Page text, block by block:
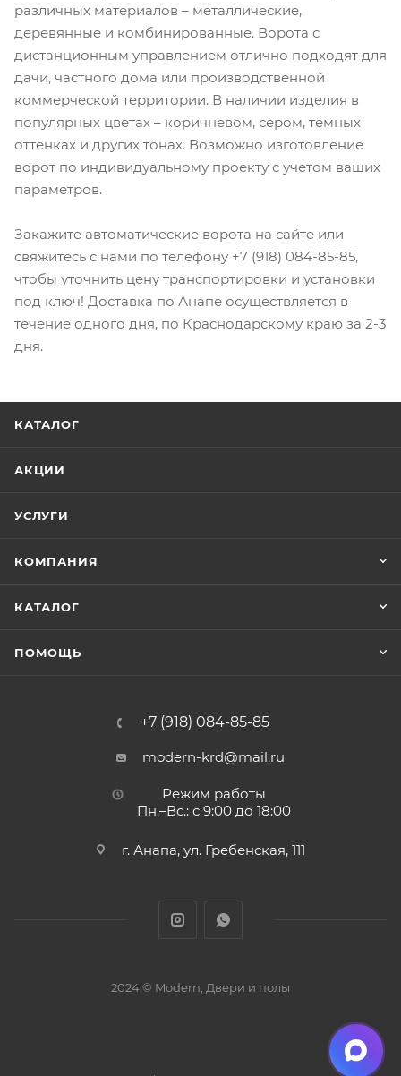
различных материалов – металлические,
деревянные и комбинированные. Ворота с
дистанционным управлением отлично подходят для
дачи, частного дома или производственной
коммерческой территории. В наличии изделия в
популярных цветах – коричневом, сером, темных
оттенках и других тонах. Возможно изготовление
ворот по индивидуальному проекту с учетом ваших
параметров.
Закажите автоматические ворота на сайте или
свяжитесь с нами по телефону +7 (918) 084-85-85,
чтобы уточнить цену транспортировки и установки
под ключ! Доставка по Анапе осуществляется в
течение одного дня, по Краснодарскому краю за 2-3
дня.
КАТАЛОГ
АКЦИИ
УСЛУГИ
КОМПАНИЯ
КАТАЛОГ
ПОМОЩЬ
+7 (918) 084-85-85
modern-krd@mail.ru
Режим работы
Пн.–Вс.: с 9:00 до 18:00
г. Анапа, ул. Гребенская, 111
2024 © Modern, Двери и полы